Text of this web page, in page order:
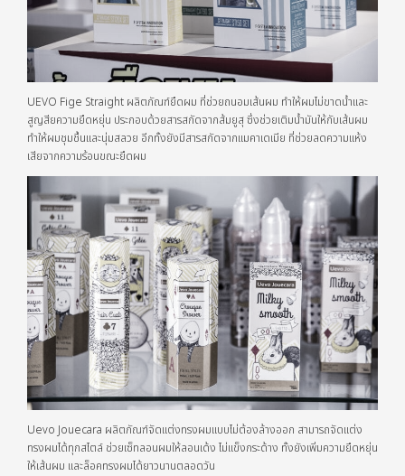
UEVO Fige Straight ผลิตภัณฑ์ยืดผม ที่ช่วยถนอมเส้นผม ทำให้ผมไม่ขาดน้ำและ
สูญสียความยืดหยุ่น ประกอบด้วยสารสกัดจากส้มยูสุ ซึ่งช่วยเติมน้ำมันให้กับเส้นผม
ทำให้ผมชุมชื้นและนุ่มสลวย อีกทั้งยังมีสารสกัดจากแมคาเดเมีย ที่ช่วยลดความแห้ง
เสียจากความร้อนขณะยืดผม
Uevo Jouecara ผลิตภัณฑ์จัดแต่งทรงผมแบบไม่ต้องล้างออก สามารถจัดแต่ง
ทรงผมได้ทุกสไตล์ ช่วยเซ็ทลอนผมให้ลอนเด้ง ไม่แข็งกระด้าง ทั้งยังเพิ่มความยืดหยุ่น
ให้เส้นผม และล็อคทรงผมได้ยาวนานตลอดวัน